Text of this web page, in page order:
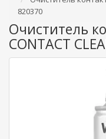
820370
Очиститель
CONTACT